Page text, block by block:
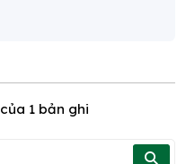
của 1 bản ghi